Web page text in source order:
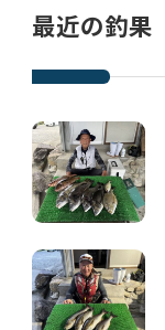
最近の釣果